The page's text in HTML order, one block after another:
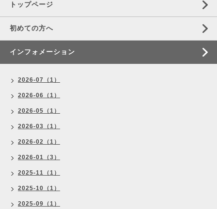
トップページ
初めての方へ
インフォメーション
2026-07（1）
2026-06（1）
2026-05（1）
2026-03（1）
2026-02（1）
2026-01（3）
2025-11（1）
2025-10（1）
2025-09（1）